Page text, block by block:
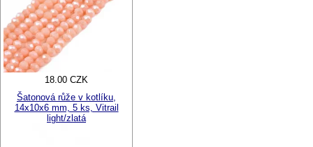
18.00 CZK
Šatonová růže v kotlíku,
14x10x6 mm, 5 ks, Vitrail
light/zlatá